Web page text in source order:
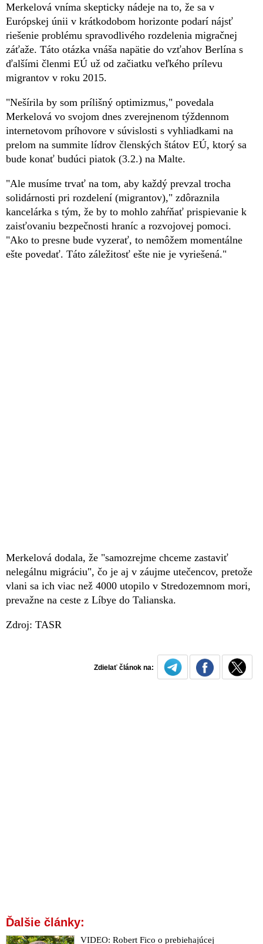
Merkelová vníma skepticky nádeje na to, že sa v
Európskej únii v krátkodobom horizonte podarí nájsť
riešenie problému spravodlivého rozdelenia migračnej
záťaže. Táto otázka vnáša napätie do vzťahov Berlína s
ďalšími členmi EÚ už od začiatku veľkého prílevu
migrantov v roku 2015.
"Nešírila by som prílišný optimizmus," povedala
Merkelová vo svojom dnes zverejnenom týždennom
internetovom príhovore v súvislosti s vyhliadkami na
prelom na summite lídrov členských štátov EÚ, ktorý sa
bude konať budúci piatok (3.2.) na Malte.
"Ale musíme trvať na tom, aby každý prevzal trocha
solidárnosti pri rozdelení (migrantov)," zdôraznila
kancelárka s tým, že by to mohlo zahŕňať prispievanie k
zaisťovaniu bezpečnosti hraníc a rozvojovej pomoci.
"Ako to presne bude vyzerať, to nemôžem momentálne
ešte povedať. Táto záležitosť ešte nie je vyriešená."
Merkelová dodala, že "samozrejme chceme zastaviť
nelegálnu migráciu", čo je aj v záujme utečencov, pretože
vlani sa ich viac než 4000 utopilo v Stredozemnom mori,
prevažne na ceste z Líbye do Talianska.
Zdroj: TASR
Zdielať článok na:
Ďalšie články:
VIDEO: Robert Fico o prebiehajúcej